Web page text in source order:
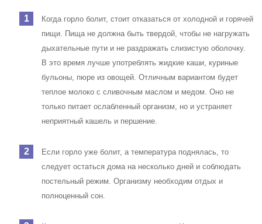
Когда горло болит, стоит отказаться от холодной и горячей
пищи. Пища не должна быть твердой, чтобы не нагружать
дыхательные пути и не раздражать слизистую оболочку.
В это время лучше употреблять жидкие каши, куриные
бульоны, пюре из овощей. Отличным вариантом будет
теплое молоко с сливочным маслом и медом. Оно не
только питает ослабленный организм, но и устраняет
неприятный кашель и першение.
Если горло уже болит, а температура поднялась, то
следует остаться дома на несколько дней и соблюдать
постельный режим. Организму необходим отдых и
полноценный сон.